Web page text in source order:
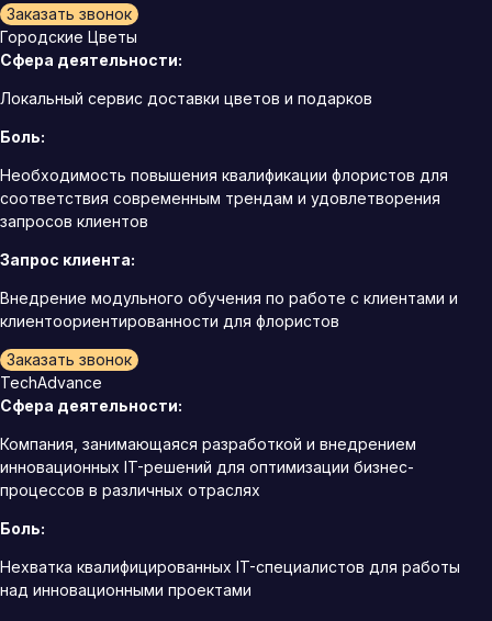
Заказать звонок
Городские Цветы
Сфера деятельности:
Локальный сервис доставки цветов и подарков
Боль:
Необходимость повышения квалификации флористов для
соответствия современным трендам и удовлетворения
запросов клиентов
Запрос клиента:
Внедрение модульного обучения по работе с клиентами и
клиентоориентированности для флористов
Заказать звонок
TechAdvance
Сфера деятельности:
Компания, занимающаяся разработкой и внедрением
инновационных IT-решений для оптимизации бизнес-
процессов в различных отраслях
Боль:
Нехватка квалифицированных IT-специалистов для работы
над инновационными проектами